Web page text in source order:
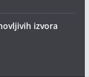
izvora